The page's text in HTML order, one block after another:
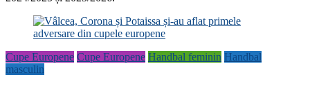
Cupe Europene Cupe Europene Handbal feminin Handbal
masculin